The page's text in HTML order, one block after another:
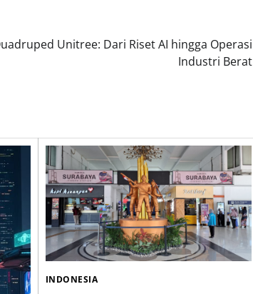
Unitree: Dari Riset AI hingga Operasi
Industri Berat
INDONESIA